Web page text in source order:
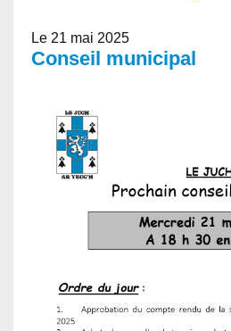
Le 21 mai 2025
Conseil municipal